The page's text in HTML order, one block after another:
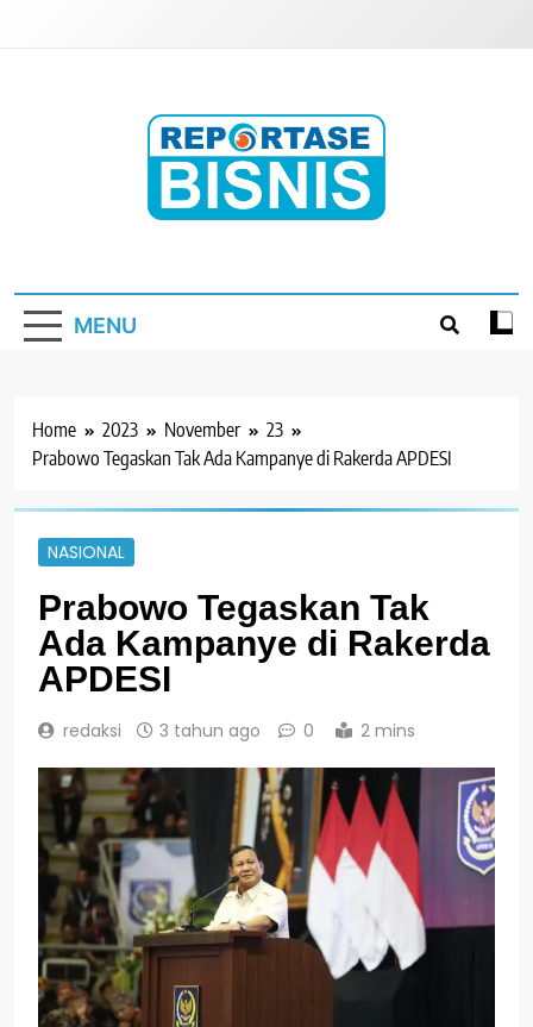
MENU
Home 2023 November
23
Prabowo Tegaskan Tak Ada Kampanye di Rakerda APDESI
NASIONAL
Prabowo Tegaskan Tak
Ada Kampanye di Rakerda
APDESI
redaksi 3 tahun ago 0 2 mins